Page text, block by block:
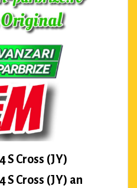
S Cross (JY)
S Cross (JY) an